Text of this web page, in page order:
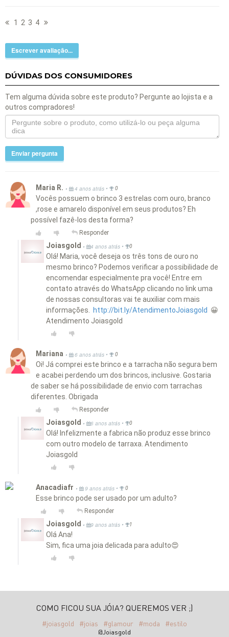
1 2 3 4
Escrever avaliação...
DÚVIDAS DOS CONSUMIDORES
Tem alguma dúvida sobre este produto? Pergunte ao lojista e a
outros compradores!
Enviar pergunta
Maria R. • 4 anos atrás • 0
Vocês possuem o brinco 3 estrelas com ouro, branco
,rose e amarelo disponível em seus produtos? Eh
possível fazê-los desta forma?
Responder
Joiasgold • 4 anos atrás • 0
Olá! Maria, você deseja os três tons de ouro no
mesmo brinco? Podemos verificar a possibilidade de
encomendar especialmente pra você! Entre em
contato através do WhatsApp clicando no link uma
de nossas consultoras vai te auxiliar com mais
informações. http://bit.ly/AtendimentoJoiasgold 😀
Atendimento Joiasgold
Mariana • 6 anos atrás • 0
Oi! Já comprei este brinco e a tarracha não segura bem
e acabei perdendo um dos brincos, inclusive. Gostaria
de saber se há possibilidade de envio com tarrachas
diferentes. Obrigada
Responder
Joiasgold • 6 anos atrás • 0
Olá! Infelizmente a fabrica não produz esse brinco
com outro modelo de tarraxa. Atendimento
Joiasgold
Anacadiafr • 9 anos atrás • 0
Esse brinco pode ser usado por um adulto?
Responder
Joiasgold • 9 anos atrás • 1
Olá Ana!
Sim, fica uma joia delicada para adulto😍
COMO FICOU SUA JÓIA? QUEREMOS VER ;)
#joiasgold #joias #glamour #moda #estilo
@Joiasgold